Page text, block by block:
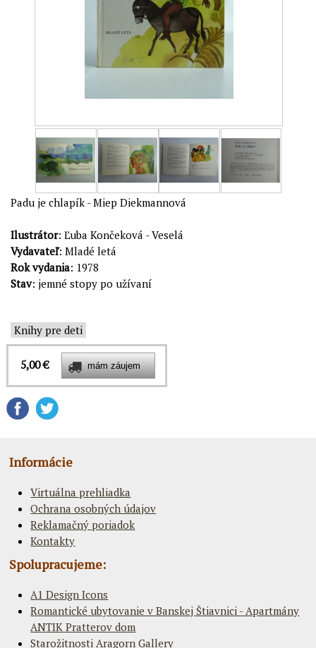
Padu je chlapík - Miep Diekmannová
Ilustrátor: Ľuba Končeková - Veselá
Vydavateľ: Mladé letá
Rok vydania: 1978
Stav: jemné stopy po užívaní
Knihy pre deti
5,00 €
Informácie
Virtuálna prehliadka
Ochrana osobných údajov
Reklamačný poriadok
Kontakty
Spolupracujeme:
A1 Design Icons
Romantické ubytovanie v Banskej Štiavnici - Apartmány
ANTIK Pratterov dom
Starožitnosti Aragorn Gallery